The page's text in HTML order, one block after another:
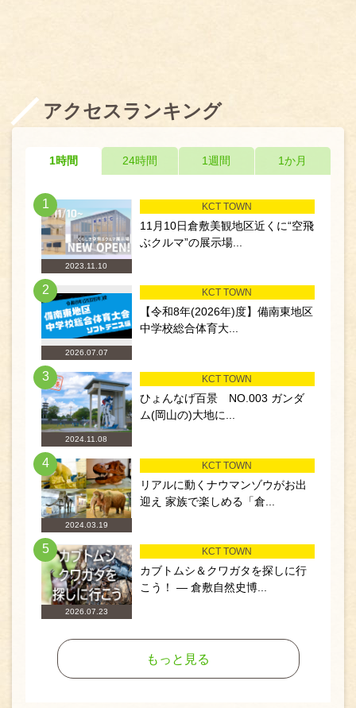
アクセスランキング
1時間 24時間 1週間 1か月
1
2023.11.10
KCT TOWN
11月10日倉敷美観地区近くに“空飛
ぶクルマ”の展示場...
2
2026.07.07
KCT TOWN
【令和8年(2026年)度】備南東地区
中学校総合体育大...
3
2024.11.08
KCT TOWN
ひょんなげ百景 NO.003 ガンダ
ム(岡山の)大地に...
4
2024.03.19
KCT TOWN
リアルに動くナウマンゾウがお出
迎え 家族で楽しめる「倉...
5
2026.07.23
KCT TOWN
カブトムシ＆クワガタを探しに行
こう！ ― 倉敷自然史博...
もっと見る